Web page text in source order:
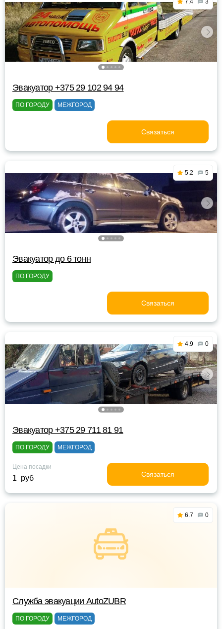
7.4 3
Эвакуатор +375 29 102 94 94
ПО ГОРОДУ МЕЖГОРОД
Связаться
5.2 5
Эвакуатор до 6 тонн
ПО ГОРОДУ
Связаться
4.9 0
Эвакуатор +375 29 711 81 91
ПО ГОРОДУ МЕЖГОРОД
Цена посадки
1 руб Связаться
6.7 0
Служба эвакуации AutoZUBR
ПО ГОРОДУ МЕЖГОРОД